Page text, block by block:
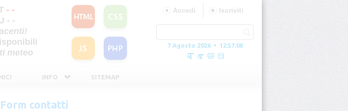
- -
- -
meteo
Iscriviti
Accedi
7 Agosto 2026 • 12:57:08
INFO SITEMAP
Form contatti